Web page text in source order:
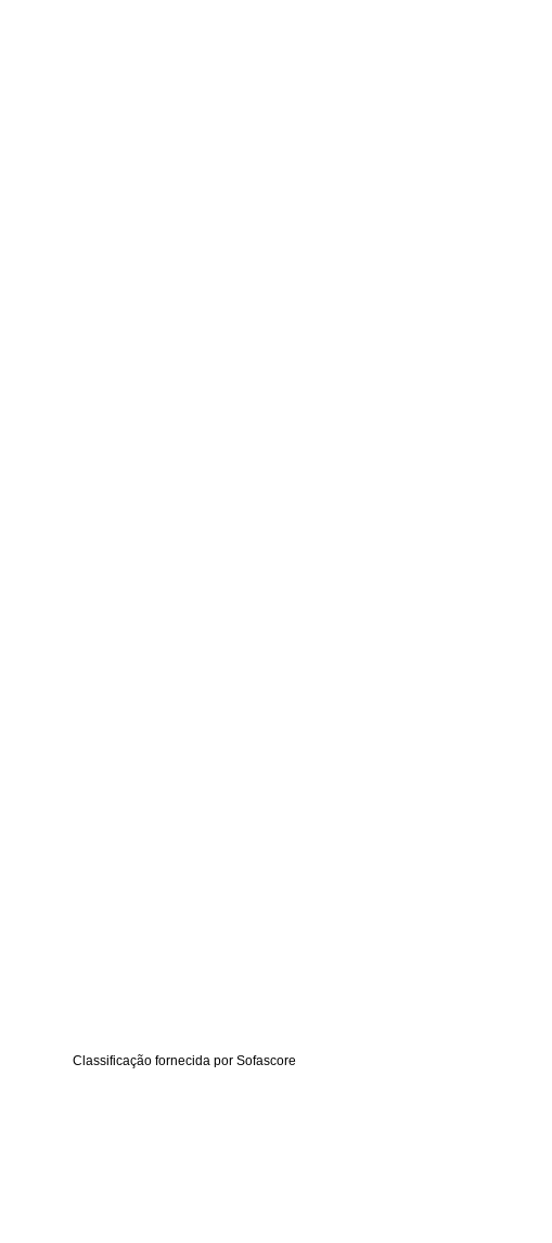
Classificação fornecida porSofascore